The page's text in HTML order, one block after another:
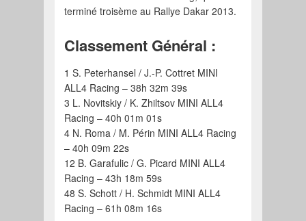
terminé troisème au Rallye Dakar 2013.
Classement Général :
1 S. Peterhansel / J.-P. Cottret MINI
ALL4 Racing – 38h 32m 39s
3 L. Novitskiy / K. Zhiltsov MINI ALL4
Racing – 40h 01m 01s
4 N. Roma / M. Périn MINI ALL4 Racing
– 40h 09m 22s
12 B. Garafulic / G. Picard MINI ALL4
Racing – 43h 18m 59s
48 S. Schott / H. Schmidt MINI ALL4
Racing – 61h 08m 16s